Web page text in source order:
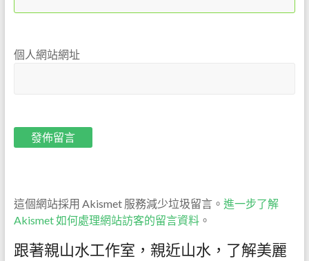
個人網站網址
這個網站採用 Akismet 服務減少垃圾留言。 進一步了解
Akismet 如何處理網站訪客的留言資料。
跟著親山水工作室，親近山水，了解美麗